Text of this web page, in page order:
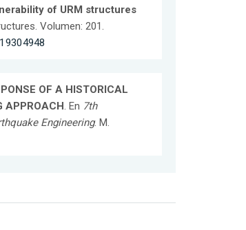
of URM structures
Volumen: 201.
OF A HISTORICAL
APPROACH. En 7th
Engineering. M.